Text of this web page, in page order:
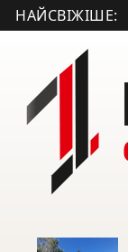
НАЙСВІЖІШЕ:
війні загинув